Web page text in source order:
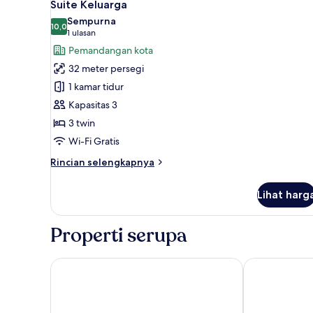
kota
semua
foto
untuk
Suite
Keluarga
Suite Keluarga
10,010,0 dari 10
Sempurna
1 ulasan
(1
ulasan)
Pemandangan kota
32 meter persegi
1 kamar tidur
Kapasitas 3
3 twin
Wi-Fi Gratis
Rincian selengkapnya
Rincian
Suite
Lihat
Properti serupa
Anwar Al Madinah Mövenpick Hotel Saja Al